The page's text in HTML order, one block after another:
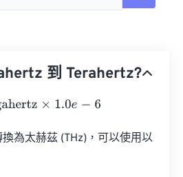
到 Terahertz?
×1.0e- 6
為太赫茲 (THz)，可以使用以